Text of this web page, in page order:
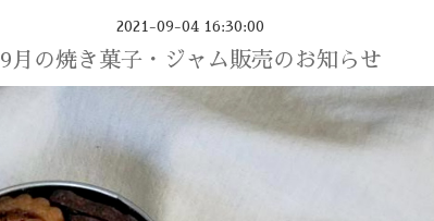
2021-09-04 16:30:00
9月の焼き菓子・ジャム販売のお知らせ